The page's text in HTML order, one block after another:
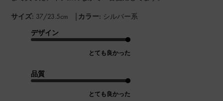
サイズ: 37/23.5cm | カラー: シルバー系
デザイン
とても良かった
品質
とても良かった